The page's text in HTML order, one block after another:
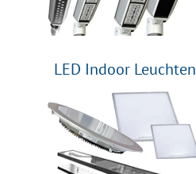
LED Indoor Leuchten